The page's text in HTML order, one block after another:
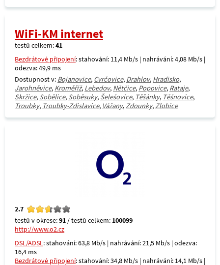
WiFi-KM internet
testů celkem:41
Bezdrátové připojení: stahování: 11,4 Mb/s | nahrávání: 4,08 Mb/s |
odezva: 49,9 ms
Dostupnost v: Bojanovice, Cvrčovice, Drahlov, Hradisko,
Jarohněvice, Kroměříž, Lebedov, Nětčice, Popovice, Rataje,
Skržice, Sobělice, Soběsuky, Šelešovice, Těšánky, Těšnovice,
Troubky, Troubky-Zdislavice, Vážany,Zdounky,Zlobice
2.7
testů v okrese:91 / testů celkem: 100099
http://www.o2.cz
DSL/ADSL: stahování: 63,8 Mb/s | nahrávání: 21,5 Mb/s | odezva:
16,4 ms
Bezdrátové připojení: stahování: 34,8 Mb/s | nahrávání: 14,1 Mb/s |